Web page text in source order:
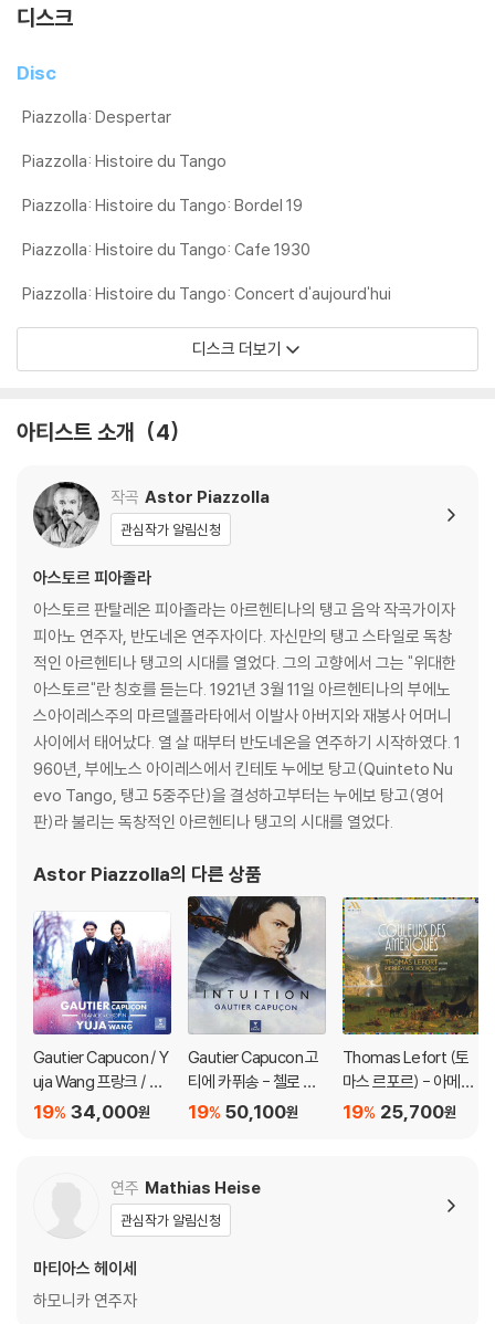
디스크
Disc
Piazzolla: Despertar
Piazzolla: Histoire du Tango
Piazzolla: Histoire du Tango: Bordel 19
Piazzolla: Histoire du Tango: Cafe 1930
Piazzolla: Histoire du Tango: Concert d'aujourd'hui
디스크 더보기
아티스트 소개 4
작곡 Astor Piazzolla
관심작가 알림신청
아스토르 피아졸라
아스토르 판탈레온 피아졸라는 아르헨티나의 탱고 음악 작곡가이자
피아노 연주자, 반도네온 연주자이다. 자신만의 탱고 스타일로 독창
적인 아르헨티나 탱고의 시대를 열었다. 그의 고향에서 그는 "위대한
아스토르"란 칭호를 듣는다. 1921년 3월 11일 아르헨티나의 부에노
스아이레스주의 마르델플라타에서 이발사 아버지와 재봉사 어머니
사이에서 태어났다. 열 살 때부터 반도네온을 연주하기 시작하였다. 1
960년, 부에노스 아이레스에서 킨테토 누에보 탕고(Quinteto Nu
evo Tango, 탱고 5중주단)을 결성하고부터는 누에보 탕고(영어
판)라 불리는 독창적인 아르헨티나 탱고의 시대를 열었다.
Astor Piazzolla의 다른 상품
Gautier Capucon / Y
uja Wang 프랑크 / 쇼
팽: 첼로 소나타 (Franc
34,000원
19%
Gautier Capucon 고
티에 카퓌송 - 첼로 소
품집 '인투이션' (Intuiti
50,100원
19%
Thomas Lefort (토
마스 르포르) - 아메리
카의 색채 (Couleurs
25,700원
19%
연주 Mathias Heise
관심작가 알림신청
마티아스 헤이세
하모니카 연주자